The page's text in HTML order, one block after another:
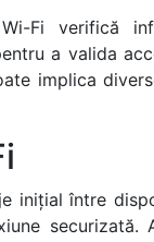
Fi verifică
a valida
implica
inițial între
securizată.